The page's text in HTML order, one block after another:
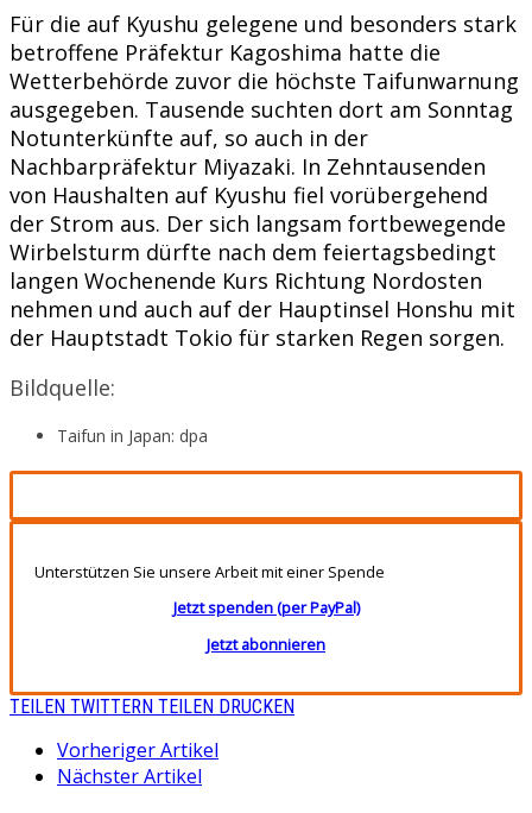
Für die auf Kyushu gelegene und besonders stark
betroffene Präfektur Kagoshima hatte die
Wetterbehörde zuvor die höchste Taifunwarnung
ausgegeben. Tausende suchten dort am Sonntag
Notunterkünfte auf, so auch in der
Nachbarpräfektur Miyazaki. In Zehntausenden
von Haushalten auf Kyushu fiel vorübergehend
der Strom aus. Der sich langsam fortbewegende
Wirbelsturm dürfte nach dem feiertagsbedingt
langen Wochenende Kurs Richtung Nordosten
nehmen und auch auf der Hauptinsel Honshu mit
der Hauptstadt Tokio für starken Regen sorgen.
Bildquelle:
Taifun in Japan: dpa
Unterstützen Sie unsere Arbeit mit einer Spende
Jetzt spenden (per PayPal)
Jetzt abonnieren
TEILEN TWITTERN TEILEN DRUCKEN
Vorheriger Artikel
Nächster Artikel